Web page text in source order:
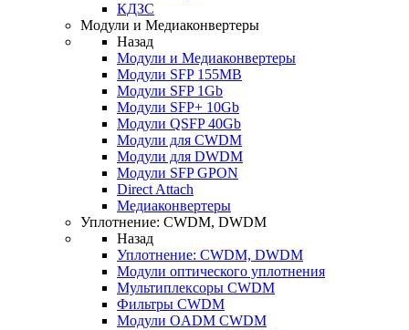
КДЗС
Модули и Медиаконвертеры
Назад
Модули и Медиаконвертеры
Модули SFP 155MB
Модули SFP 1Gb
Модули SFP+ 10Gb
Модули QSFP 40Gb
Модули для CWDM
Модули для DWDM
Модули SFP GPON
Direct Attach
Медиаконвертеры
Уплотнение: CWDM, DWDM
Назад
Уплотнение: CWDM, DWDM
Модули оптического уплотнения
Мультиплексоры CWDM
Фильтры CWDM
Модули OADM CWDM